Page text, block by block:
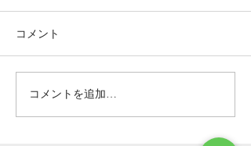
サッシのビス穴にお困り
でしたら補修可能ですの
コメント
コメントを追加…